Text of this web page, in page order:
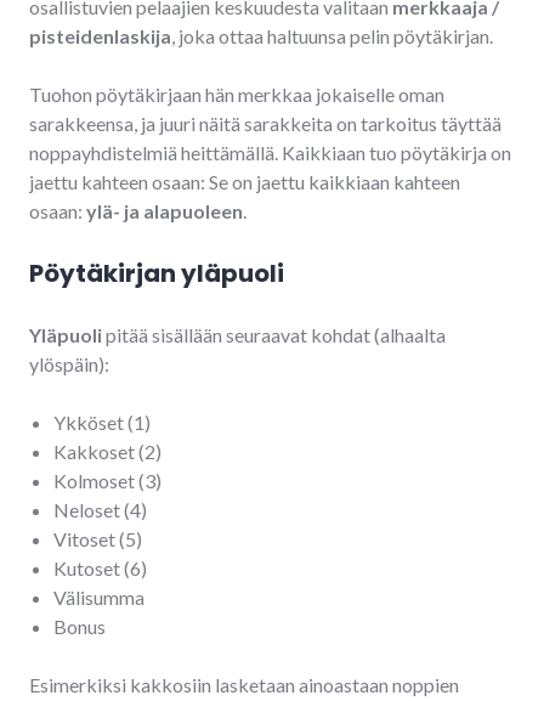
osallistuvien pelaajien keskuudesta valitaan merkkaaja /
pisteidenlaskija, joka ottaa haltuunsa pelin pöytäkirjan.
Tuohon pöytäkirjaan hän merkkaa jokaiselle oman
sarakkeensa, ja juuri näitä sarakkeita on tarkoitus täyttää
noppayhdistelmiä heittämällä. Kaikkiaan tuo pöytäkirja on
jaettu kahteen osaan: Se on jaettu kaikkiaan kahteen
osaan: ylä- ja alapuoleen.
Pöytäkirjan yläpuoli
Yläpuolipitää sisällään seuraavat kohdat (alhaalta
ylöspäin):
Ykköset (1)
Kakkoset (2)
Kolmoset (3)
Neloset (4)
Vitoset (5)
Kutoset (6)
Välisumma
Bonus
Esimerkiksi kakkosiin lasketaan ainoastaan noppien